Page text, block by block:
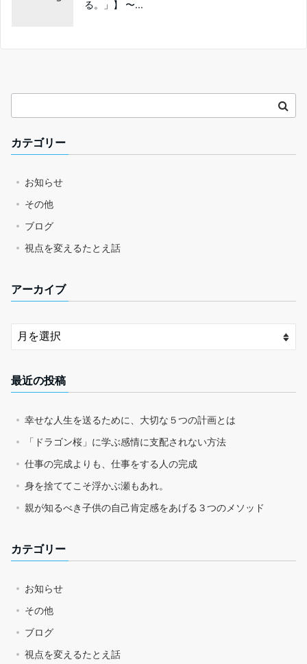
る。」】 〜...
カテゴリー
お知らせ
その他
ブログ
視点を変えるたとえ話
アーカイブ
最近の投稿
幸せな人生を送るために、大切な５つの計画とは
「ドラゴン桜」に学ぶ感情に支配されない方法
仕事の完成よりも、仕事をする人の完成
身を捨ててこそ浮かぶ瀬もあれ。
親が知るべき子供の自己肯定感をあげる３つのメソッド
カテゴリー
お知らせ
その他
ブログ
視点を変えるたとえ話